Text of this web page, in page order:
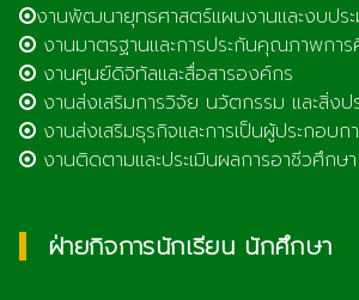
งานพัฒนายุทธศาสตร์แผนงานและงบปร
งานมาตรฐานและการประกันคุณภาพกา
งานศูนย์ดิจิทัลและสื่อสารองค์กร
งานส่งเสริมการวิจัย นวัตกรรม และสิ่งป
งานส่งเสริมธุรกิจและการเป็นผู้ประกอบก
งานติดตามและประเมินผลการอาชีวศึกษา
ฝ่ายกิจการนักเรียน นักศึกษา